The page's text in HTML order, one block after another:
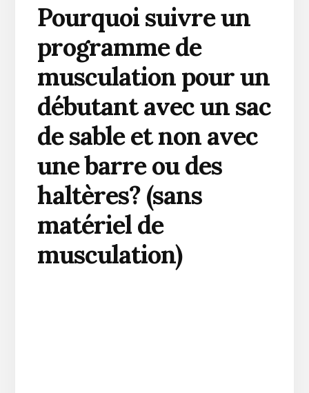
Pourquoi suivre un
programme de
musculation pour un
débutant avec un sac
de sable et non avec
une barre ou des
haltères? (sans
matériel de
musculation)